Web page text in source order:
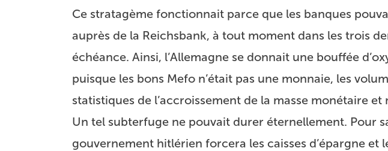
Ce stratagème fonctionnait parce que les banques
auprès de la Reichsbank, à tout moment dans les trois
échéance. Ainsi, l’Allemagne se donnait une bouffée
puisque les bons Mefo n’était pas une monnaie, les
statistiques de l’accroissement de la masse monétaire et
Un tel subterfuge ne pouvait durer éternellement. Pour
gouvernement hitlérien forcera les caisses d’épargne et